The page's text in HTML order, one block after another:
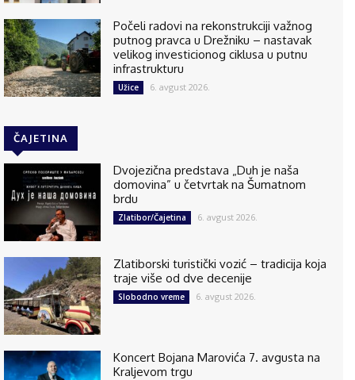
Počeli radovi na rekonstrukciji važnog
putnog pravca u Drežniku – nastavak
velikog investicionog ciklusa u putnu
infrastrukturu
Užice 6. avgust 2026.
ČAJETINA
Dvojezična predstava „Duh je naša
domovina” u četvrtak na Šumatnom
brdu
Zlatibor/Čajetina 6. avgust 2026.
Zlatiborski turistički vozić – tradicija koja
traje više od dve decenije
Slobodno vreme 6. avgust 2026.
Koncert Bojana Marovića 7. avgusta na
Kraljevom trgu